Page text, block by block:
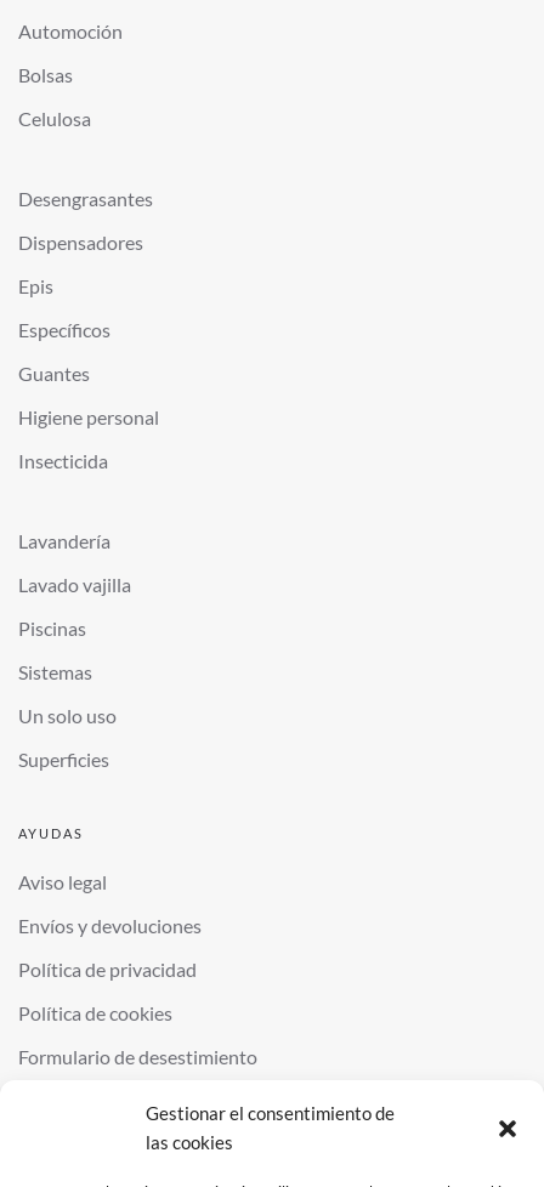
Gestionar el consentimiento de
las cookies
Automoción
Bolsas
Celulosa
Desengrasantes
Dispensadores
Epis
Específicos
Guantes
Higiene personal
Insecticida
Lavandería
Lavado vajilla
Piscinas
Sistemas
Un solo uso
Superficies
AYUDAS
Aviso legal
Envíos y devoluciones
Política de privacidad
Política de cookies
Formulario de desestimiento
QUIMINOR SL. ALL RIGHTS RESERVED.